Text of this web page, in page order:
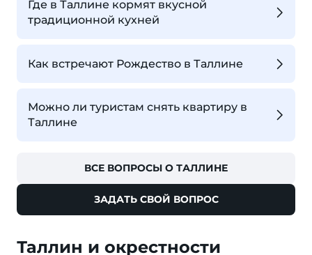
Где в Таллине кормят вкусной
традиционной кухней
Как встречают Рождество в Таллине
Можно ли туристам снять квартиру в
Таллине
ВСЕ ВОПРОСЫ О ТАЛЛИНЕ
ЗАДАТЬ СВОЙ ВОПРОС
Таллин и окрестности